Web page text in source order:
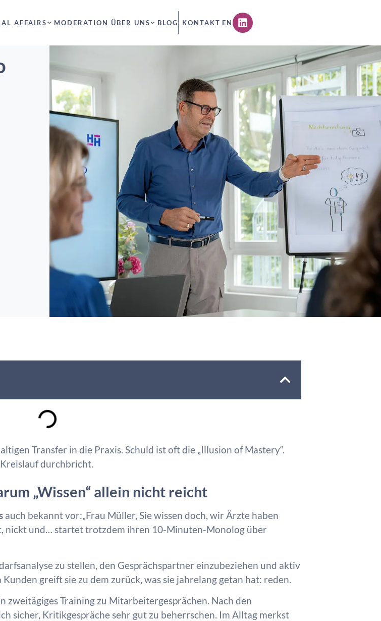
AFFAIRS MODERATION ÜBER UNS BLOG KONTAKT EN
Transfer in die Praxis. Schuld ist oft die „Illusion of Mastery“.
durchbricht.
„Wissen“ allein nicht reicht
auch bekannt vor:„Frau Müller, Sie wissen doch, wir Ärzte haben
nickt und… startet trotzdem ihren 10-Minuten-Monolog über
zu stellen, den Gesprächspartner einzubeziehen und aktiv
greift sie zu dem zurück, was sie jahrelang getan hat: reden.
zweitägiges Training zu Mitarbeitergesprächen. Nach den
sicher, Kritikgespräche sehr gut zu beherrschen. Im Alltag merkst